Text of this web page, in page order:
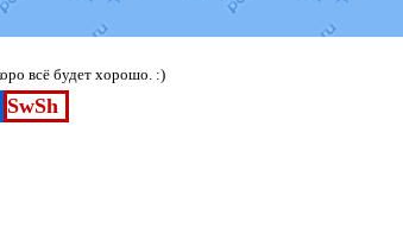
всё будет хорошо. :)
SwSh